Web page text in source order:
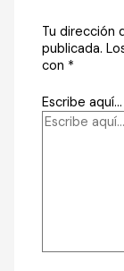
Tu dirección
publicada.
con *
Escribe aquí...